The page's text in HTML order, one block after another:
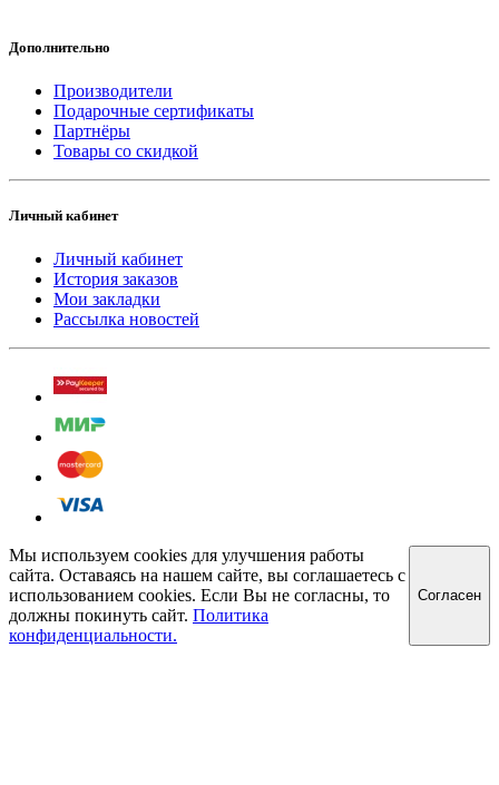
Дополнительно
Производители
Подарочные сертификаты
Партнёры
Товары со скидкой
Личный кабинет
Личный кабинет
История заказов
Мои закладки
Рассылка новостей
Мы используем cookies для улучшения работы
сайта. Оставаясь на нашем сайте, вы соглашаетесь с
использованием cookies. Если Вы не согласны, то
должны покинуть сайт. Политика
конфиденциальности.
Cогласен